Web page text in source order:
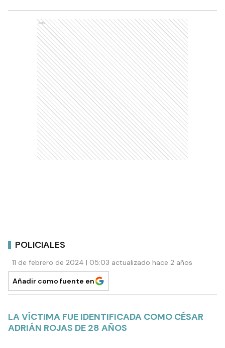
Ads
POLICIALES
11 de febrero de 2024 | 05:03 actualizado hace 2 años
Añadir como fuente en
LA VÍCTIMA FUE IDENTIFICADA COMO CÉSAR
ADRIÁN ROJAS DE 28 AÑOS